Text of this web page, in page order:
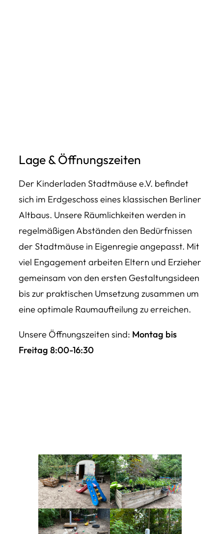
Lage & Öffnungszeiten
Der Kinderladen Stadtmäuse e.V. befindet
sich im Erdgeschoss eines klassischen Berliner
Altbaus. Unsere Räumlichkeiten werden in
regelmäßigen Abständen den Bedürfnissen
der Stadtmäuse in Eigenregie angepasst. Mit
viel Engagement arbeiten Eltern und Erzieher
gemeinsam von den ersten Gestaltungsideen
bis zur praktischen Umsetzung zusammen um
eine optimale Raumaufteilung zu erreichen.
Unsere Öffnungszeiten sind: Montag bis
Freitag 8:00-16:30